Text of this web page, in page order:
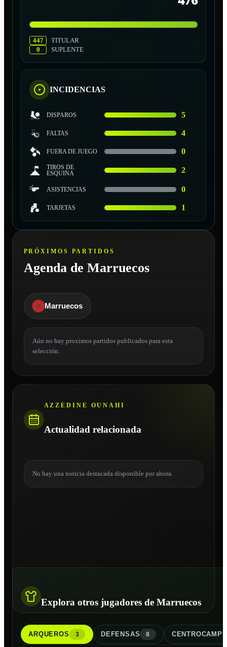
447
TITULAR
0
SUPLENTE
INCIDENCIAS
DISPAROS 5
FALTAS 4
FUERA DE JUEGO 0
TIROS DE
ESQUINA
2
ASISTENCIAS 0
TARJETAS 1
PRÓXIMOS PARTIDOS
Agenda de Marruecos
Marruecos
Aún no hay proximos partidos publicados para esta
selección.
AZZEDINE OUNAHI
Actualidad relacionada
No hay una noticia destacada disponible por ahora.
Explora otros jugadores de Marruecos
ARQUEROS 3 DEFENSAS 8